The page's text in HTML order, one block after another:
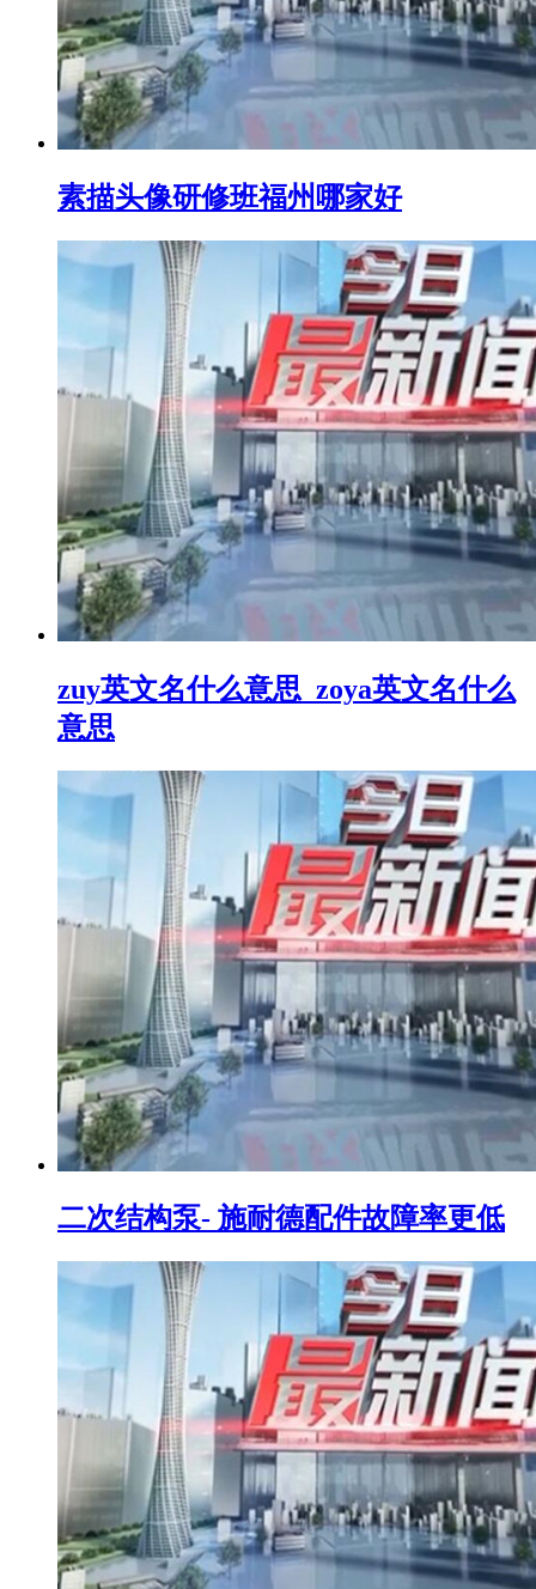
素描头像研修班福州哪家好
zuy英文名什么意思_zoya英文名什么
意思
二次结构泵- 施耐德配件故障率更低